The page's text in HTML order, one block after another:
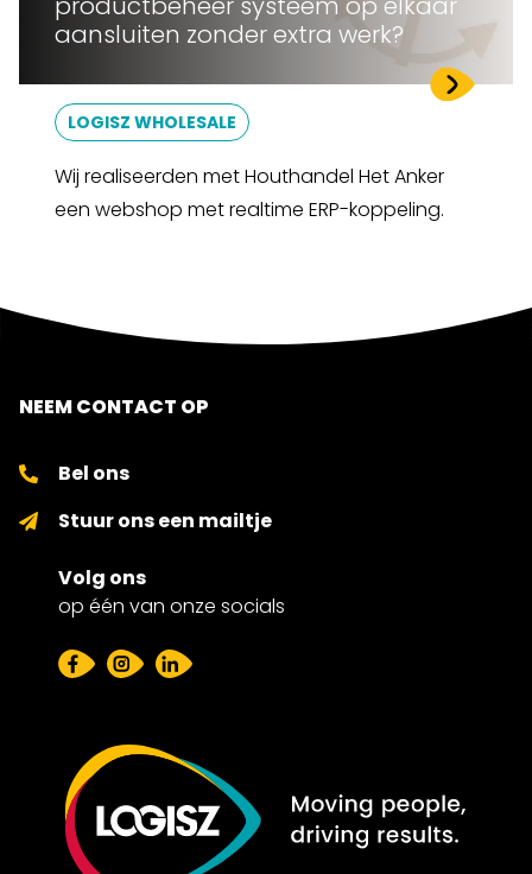
aansluiten zonder extra werk?
LOGISZ WHOLESALE
Wij realiseerden met Houthandel Het Anker
een webshop met realtime ERP-koppeling.
NEEM CONTACT OP
Bel ons
Stuur ons een mailtje
Volg ons
op één van onze socials